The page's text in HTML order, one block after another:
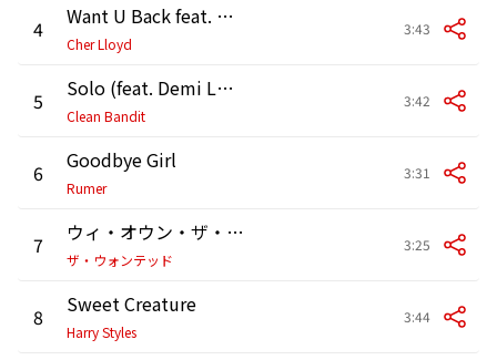
4 Want U Back feat. Snoop Dogg
Cher Lloyd
3:43
5 Solo (feat. Demi Lovato)
Clean Bandit
3:42
6 Goodbye Girl
Rumer
3:31
7 ウィ・オウン・ザ・ナイト
ザ・ウォンテッド
3:25
8 Sweet Creature
Harry Styles
3:44